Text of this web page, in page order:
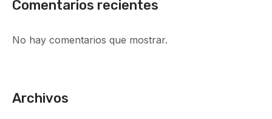
Comentarios recientes
No hay comentarios que mostrar.
Archivos